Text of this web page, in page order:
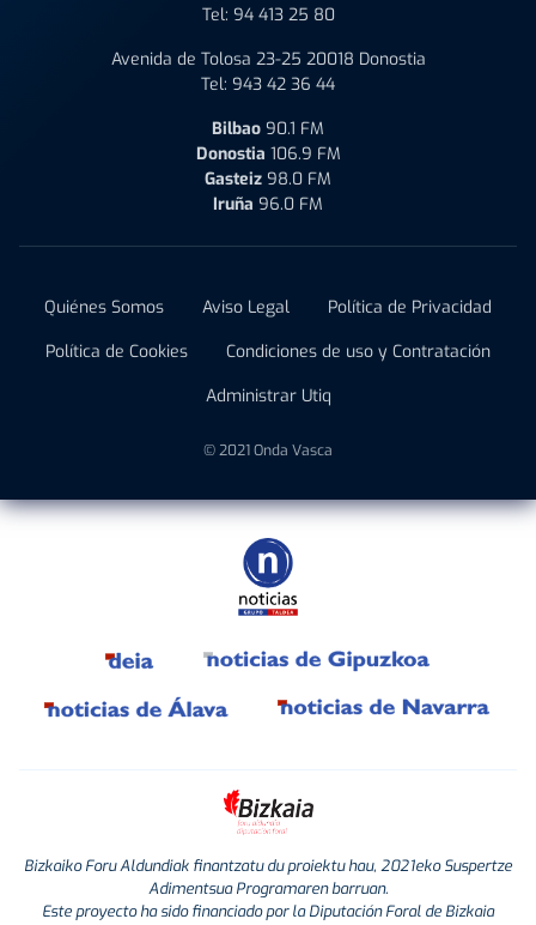
Tel: 94 413 25 80
Avenida de Tolosa 23-25 20018 Donostia
Tel: 943 42 36 44
Bilbao 90.1 FM
Donostia 106.9 FM
Gasteiz 98.0 FM
Iruña 96.0 FM
Quiénes Somos Aviso Legal
Política de Privacidad
Política de Cookies
Condiciones de uso y Contratación
Administrar Utiq
© 2021 Onda Vasca
Bizkaiko Foru Aldundiak finantzatu du proiektu hau, 2021eko Suspertze
Adimentsua Programaren barruan.
Este proyecto ha sido financiado por la Diputación Foral de Bizkaia